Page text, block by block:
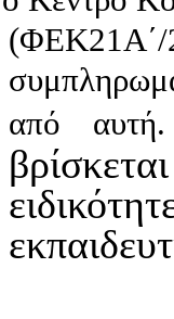
(ΦΕΚ21Α΄/
από